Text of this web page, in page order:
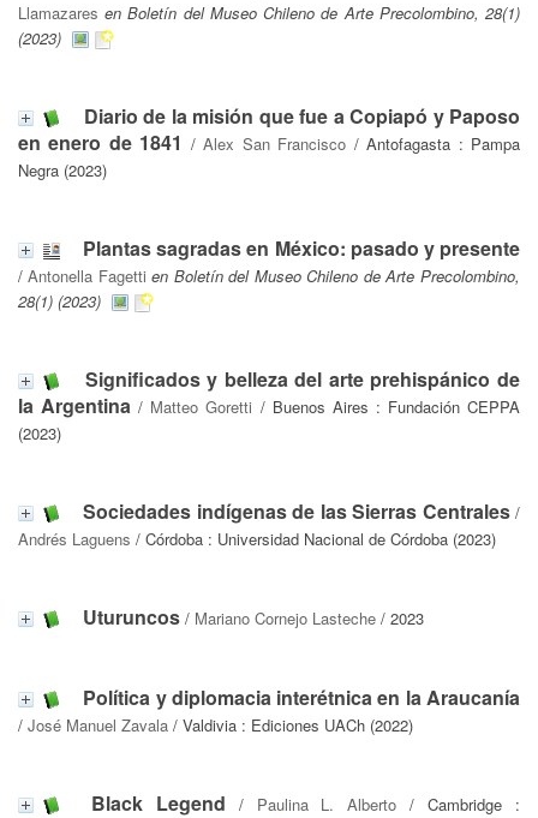
Llamazares en Boletín del Museo Chileno de Arte Precolombino, 28(1)
(2023)
Diario de la misión que fue a Copiapó y Paposo
en enero de 1841 /Alex San Francisco / Antofagasta : Pampa
Negra (2023)
Plantas sagradas en México: pasado y presente
/Antonella Fagetti en Boletín del Museo Chileno de Arte Precolombino,
28(1) (2023)
Significados y belleza del arte prehispánico de
la Argentina / Matteo Goretti / Buenos Aires : Fundación CEPPA
(2023)
Sociedades indígenas de las Sierras Centrales/
Andrés Laguens / Córdoba : Universidad Nacional de Córdoba (2023)
Uturuncos / Mariano Cornejo Lasteche / 2023
Política y diplomacia interétnica en la Araucanía
/ José Manuel Zavala / Valdivia : Ediciones UACh (2022)
Black Legend / Paulina L. Alberto / Cambridge :